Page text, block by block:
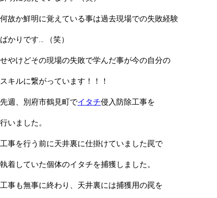
何故か鮮明に覚えている事は過去現場での失敗経験
ばかりです… （笑）
せやけどその現場の失敗で学んだ事が今の自分の
スキルに繋がっています！！！
先週、別府市鶴見町でイタチ侵入防除工事を
行いました。
工事を行う前に天井裏に仕掛けていました罠で
執着していた個体のイタチを捕獲しました。
工事も無事に終わり、天井裏には捕獲用の罠を